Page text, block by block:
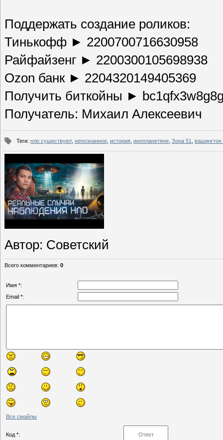
Поддержать создание роликов:
Тинькофф ► 2200700716630958
Райфайзенг ► 2200300105698938
Ozon банк ► 2204320149405369
Получить биткойны ►
Получатель: Михаил Алексеевич
Теги: нло существуют, непознанное история инопланетяне Зона 51 вашингтон
Автор: Советский
Всего комментариев: 0
Имя *:
Email *:
Все смайлы
Код *: